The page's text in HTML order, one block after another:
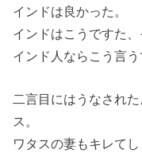
インドは良かった。
インドはこうですた
インド人ならこう言う
二言目にはうなされ
ス。
ワタスの妻もキレて